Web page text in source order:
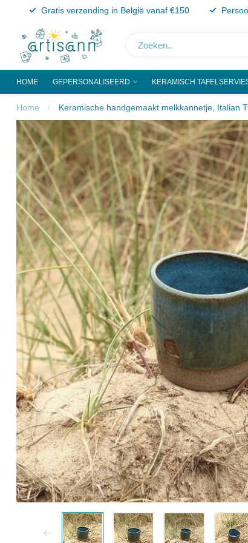
Gratis verzending in België vanaf €150
HOME GEPERSONALISEERD KERAMISCH
Home / Keramische handgemaakt melkkannetje, Italian